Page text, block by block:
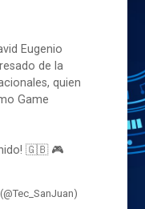
Eugenio
de la
quien
Game
🇬🇧 🎮